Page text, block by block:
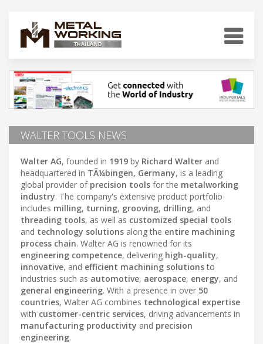
WALTER TOOLS NEWS
Walter AG, founded in 1919 by Richard Walter and
headquartered in TÃ¼bingen, Germany, is a leading
global provider of precision tools for the metalworking
industry. The company's extensive product portfolio
includes milling, turning, grooving, drilling, and
threading tools, as well as customized special tools
and technology solutions along the entire machining
process chain. Walter AG is renowned for its
engineering competence, delivering high-quality,
innovative, and efficient machining solutionsto
industries such as automotive, aerospace, energy, and
general engineering. With a presence in over 50
countries, Walter AG combines technological expertise
with customer-centric services, driving advancements in
manufacturing productivity and precision
engineering.